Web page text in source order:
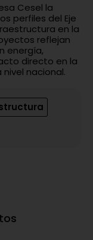
Cesel la
perfiles del Eje
en la
reflejan
energía,
directo en la
nacional.